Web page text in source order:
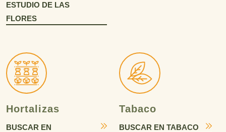
ESTUDIO DE LAS
FLORES
Hortalizas
BUSCAR EN
Tabaco
BUSCAR EN TABACO